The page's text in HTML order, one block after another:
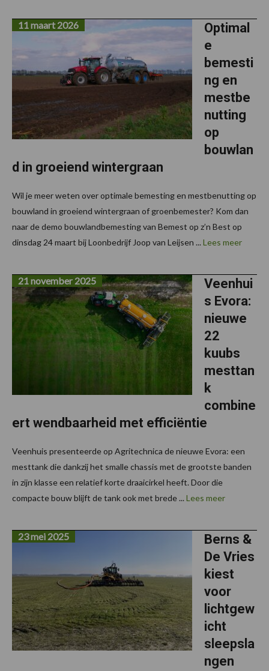
Optimal
e
bemesti
ng en
mestbe
nutting
op
bouwlan
d in groeiend wintergraan
11 maart 2026
Wil je meer weten over optimale bemesting en mestbenutting op
bouwland in groeiend wintergraan of groenbemester? Kom dan
naar de demo bouwlandbemesting van Bemest op z’n Best op
dinsdag 24 maart bij Loonbedrijf Joop van Leijsen ... Lees meer
Veenhui
s Evora:
nieuwe
22
kuubs
mesttan
k
combine
ert wendbaarheid met efficiëntie
21 november 2025
Veenhuis presenteerde op Agritechnica de nieuwe Evora: een
mesttank die dankzij het smalle chassis met de grootste banden
in zijn klasse een relatief korte draaicirkel heeft. Door die
compacte bouw blijft de tank ook met brede ... Lees meer
Berns &
De Vries
kiest
voor
lichtgew
icht
sleepsla
ngen
23 mei 2025